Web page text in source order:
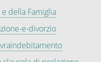
della Famiglia
e-divorzio